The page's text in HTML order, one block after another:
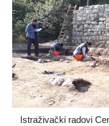
Istraživački radovi